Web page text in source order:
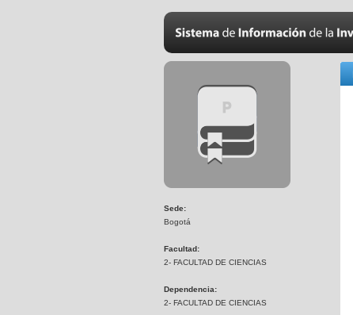
Sede:
Bogotá
Facultad:
2- FACULTAD DE CIENCIAS
Dependencia:
2- FACULTAD DE CIENCIAS